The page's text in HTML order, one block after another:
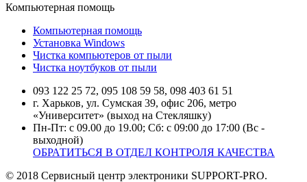
Компьютерная помощь
Компьютерная помощь
Установка Windows
Чистка компьютеров от пыли
Чистка ноутбуков от пыли
093 122 25 72, 095 108 59 58, 098 403 61 51
г. Харьков, ул. Сумская 39, офис 206, метро
«Университет» (выход на Стекляшку)
Пн-Пт: с 09.00 до 19.00; Сб: с 09:00 до 17:00 (Вс -
выходной)
ОБРАТИТЬСЯ В ОТДЕЛ КОНТРОЛЯ КАЧЕСТВА
© 2018 Сервисный центр электроники SUPPORT-PRO.